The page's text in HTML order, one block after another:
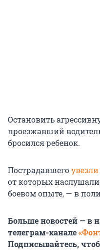
Остановить
проезжавший
бросился ребенок.
Пострадавшего
от которых
боевом опыте, — в
Больше новостей — в
телеграм-канале
Подписывайтесь,